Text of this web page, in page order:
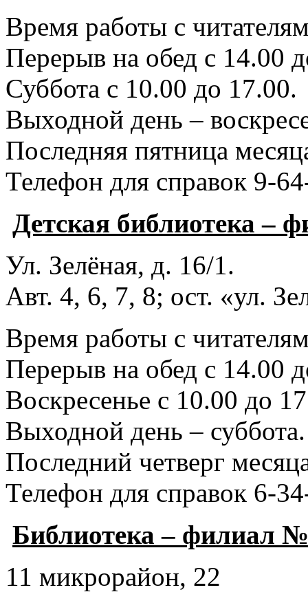
Время работы с
Перерыв на обед с 14.00
Суббота с 10.00 до 17.00.
Выходной день –
Последняя пятница
Телефон для справок 9-
Детская библиотека –
Ул. Зелёная, д. 16/1.
Авт. 4, 6, 7, 8; ост. «ул.
Время работы с
Перерыв на обед с 14.00
Воскресенье с 10.00 до
Выходной день – суббота.
Последний четверг
Телефон для справок 6-
Библиотека – филиал
11 микрорайон, 22